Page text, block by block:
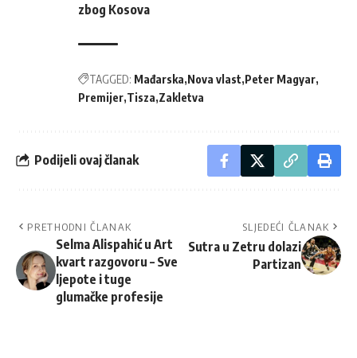
zbog Kosova
TAGGED: Mađarska Nova vlast Peter Magyar
Premijer Tisza Zakletva
Podijeli ovaj članak
PRETHODNI ČLANAK
Selma Alispahić u Art
kvart razgovoru – Sve
ljepote i tuge
glumačke profesije
SLJEDEĆI ČLANAK
Sutra u Zetru dolazi
Partizan